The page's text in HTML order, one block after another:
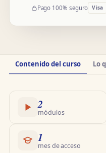
Pago 100% seguro Visa
Información
del
Contenido del curso Lo
2
módulos
1
mes de acceso